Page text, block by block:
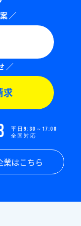
求
平日9:30～17:00
全国対応
業はこちら